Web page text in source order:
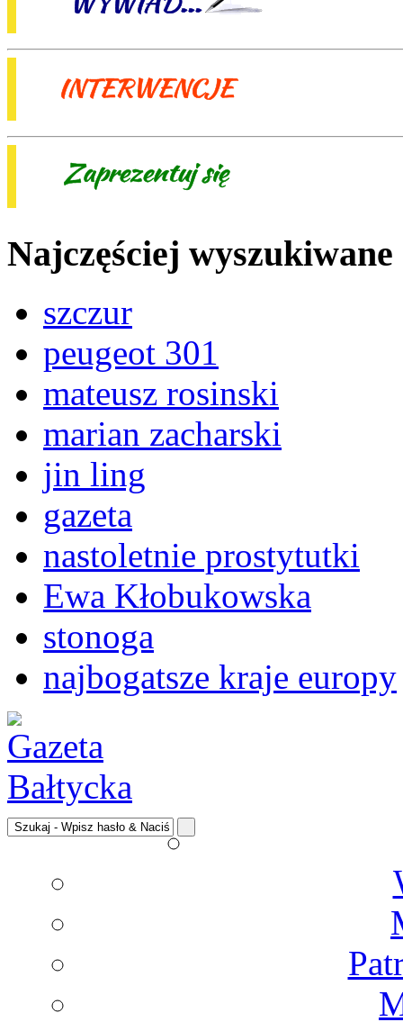
Najczęściej wyszukiwane
szczur
peugeot 301
mateusz rosinski
marian zacharski
jin ling
gazeta
nastoletnie prostytutki
Ewa Kłobukowska
stonoga
najbogatsze kraje europy